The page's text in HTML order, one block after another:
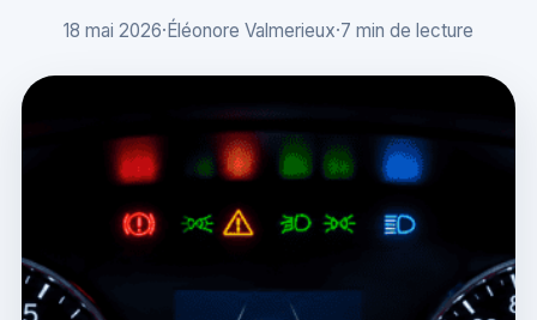
18 mai 2026·Éléonore Valmerieux·7 min de lecture